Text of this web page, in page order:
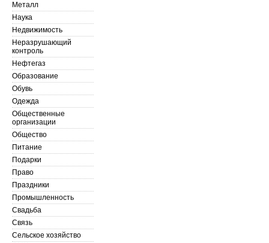
Металл
Наука
Недвижимость
Неразрушающий
контроль
Нефтегаз
Образование
Обувь
Одежда
Общественные
организации
Общество
Питание
Подарки
Право
Праздники
Промышленность
Свадьба
Связь
Сельское хозяйство